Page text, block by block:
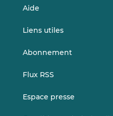
Aide
Liens utiles
Abonnement
Flux RSS
Espace presse